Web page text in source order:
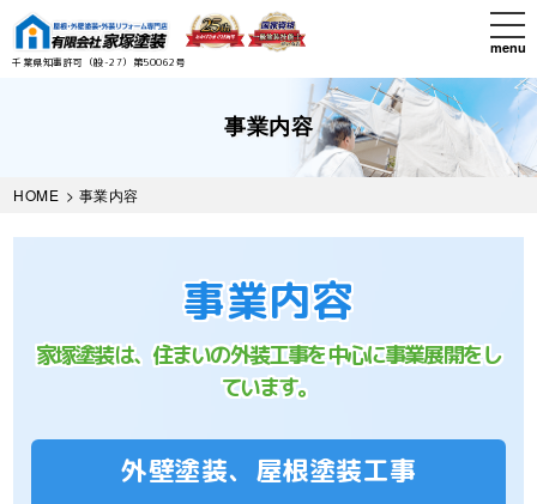
Skip
main
menu
千葉県知事許可（般-27）第50062号
事業内容
HOME > 事業内容
事業内容
家塚塗装は、住まいの外装工事を中心に事業展開をし
ています。
外壁塗装、屋根塗装工事